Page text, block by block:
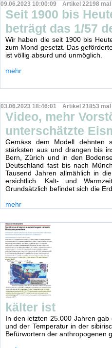
09.06.2023 10:00:09 Artikel 22198 mal
Seit 1900 bis
beträgt das 1/57
Wir haben die seit 1900 bis
zum Mond gesetzt. Das
ist völlig absurd und unmöglich.
mehr
03.06.2023 18:46:01 Artikel 21853 mal
Video, mehr
unterschätzte
Gemäss dem Modell dehnten
stärksten aus und drangen bis
Bern, Zürich und in den
Deutschland fast bis nach
Tausend Jahren allmählich in
ersichtlich. Kalt- und
Grundsätzlich befindet sich die
mehr
kälter ist
In den letzten 25.000 Jahren
und der Temperatur in der
Befürwortern der anthropogenen